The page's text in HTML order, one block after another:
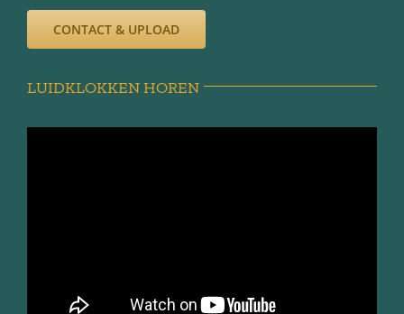
CONTACT & UPLOAD
LUIDKLOKKEN HOREN